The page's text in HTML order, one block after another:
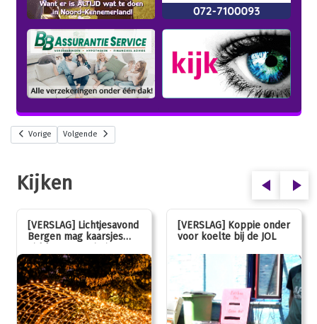
Vorige Volgende
Kijken
[VERSLAG] Lichtjesavond
Bergen mag kaarsjes
jubileum!
[VERSLAG] Koppie onder
voor koelte bij de JOL